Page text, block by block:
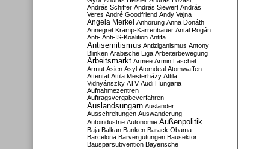
András Schiffer András Siewert András
Veres André Goodfriend Andy Vajna
Angela Merkel Anhörung Anna Donáth
Annegret Kramp-Karrenbauer Antal Rogán
Anti- Anti-IS-Koalition Antifa
Antisemitismus Antiziganismus Antony
Blinken Arabische Liga Arbeiterbewegung
Arbeitsmarkt Armee Armin Laschet
Armut Asien Asyl Atomdeal Atomwaffen
Attentat Attila Mesterházy Attila
Vidnyánszky ATV Audi Hungaria
Aufnahmezentren
Auftragsvergabeverfahren
Auslandsungarn Ausländer
Ausschreitungen Auswanderung
Autoindustrie Autonomie Außenpolitik
Baja Balkan Banken Barack Obama
Barcelona Barvergütungen Bausektor
Bausparsubvention Bayerische